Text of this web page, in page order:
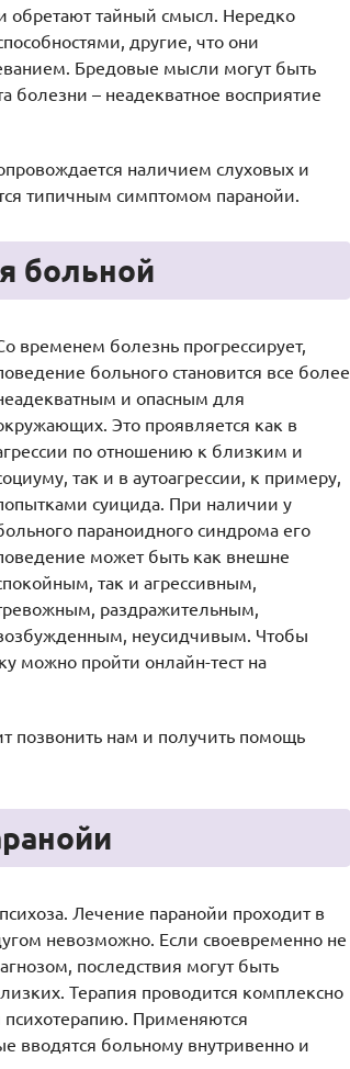
обретают тайный смысл. Нередко
другие, что они
Бредовые мысли могут быть
болезни – неадекватное восприятие
наличием слуховых и
типичным симптомом паранойи.
больной
временем болезнь прогрессирует,
больного становится все более
и опасным для
Это проявляется как в
по отношению к близким и
так и в аутоагрессии, к примеру,
суицида. При наличии у
параноидного синдрома его
может быть как внешне
так и агрессивным,
раздражительным,
неусидчивым. Чтобы
можно пройти онлайн-тест на
позвонить нам и получить помощь
Лечение паранойи проходит в
невозможно. Если своевременно не
последствия могут быть
Терапия проводится комплексно
Применяются
вводятся больному внутривенно и